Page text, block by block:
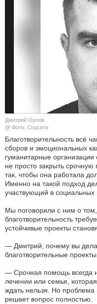
Дмитрий Орлов
@ Фото: Соцсети
Благотворительность всё
сборов и эмоциональных
гуманитарные
не просто закрыть срочную
так, чтобы она работала
Именно на такой подход
участвующий в социальных
Мы поговорили с ним о
благотворительность
устойчивые проекты
— Дмитрий, почему вы
благотворительные
— Срочная помощь всегда
лечении или семье,
ждать нельзя. Но проблема
решает вопрос полностью.